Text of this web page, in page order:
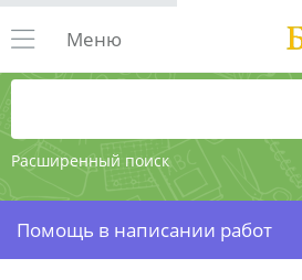
Расширенный поиск
Меню
Помощь в написании работ